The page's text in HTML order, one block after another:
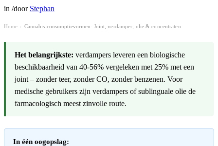
in /door Stephan
Home Cannabis consumptievormen: Joint, verdamper, olie & concentraten
Het belangrijkste: verdampers leveren een biologische
beschikbaarheid van 40-56% vergeleken met 25% met een
joint – zonder teer, zonder CO, zonder benzenen. Voor
medische gebruikers zijn verdampers of sublinguale olie de
farmacologisch meest zinvolle route.
In één oogopslag: